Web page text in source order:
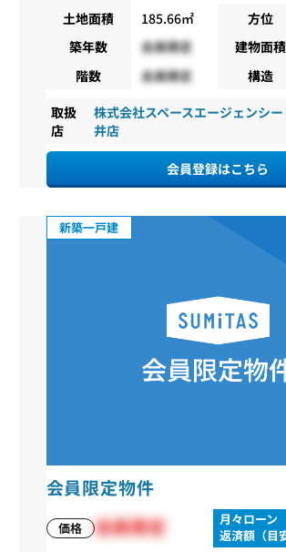
土地面積
185.66㎡ 方位
築年数
会員限定 建物面積
階数
会員限定 構造
取扱
店
株式会社スペースエージェンシ
井店
会員登録はこちら
新築一戸建
会員限定物件
価格 会員限定
月々ローン
返済額（目